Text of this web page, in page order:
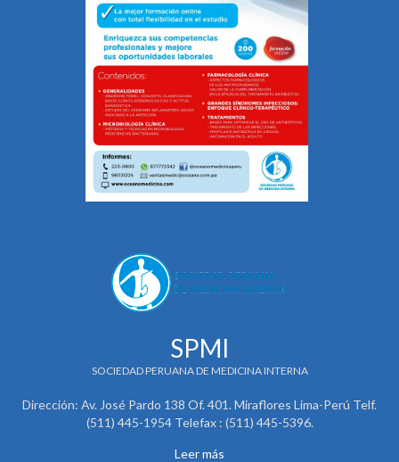
SPMI
SOCIEDAD PERUANA DE MEDICINA INTERNA
Dirección: Av. José Pardo 138 Of. 401. Miraflores Lima-Perú Telf.
(511) 445-1954 Telefax : (511) 445-5396.
Leer más